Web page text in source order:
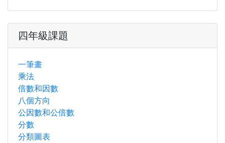
四年級課題
一筆畫
乘法
倍數和因數
八個方向
公因數和公倍數
分數
分類圖表